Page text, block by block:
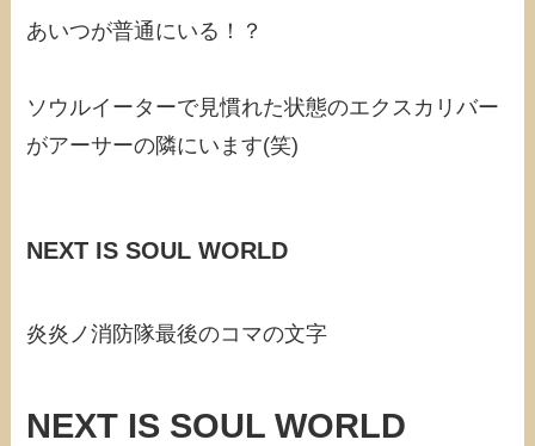
あいつが普通にいる！？
ソウルイーターで見慣れた状態のエクスカリバー
がアーサーの隣にいます(笑)
NEXT IS SOUL WORLD
炎炎ノ消防隊最後のコマの文字
NEXT IS SOUL WORLD